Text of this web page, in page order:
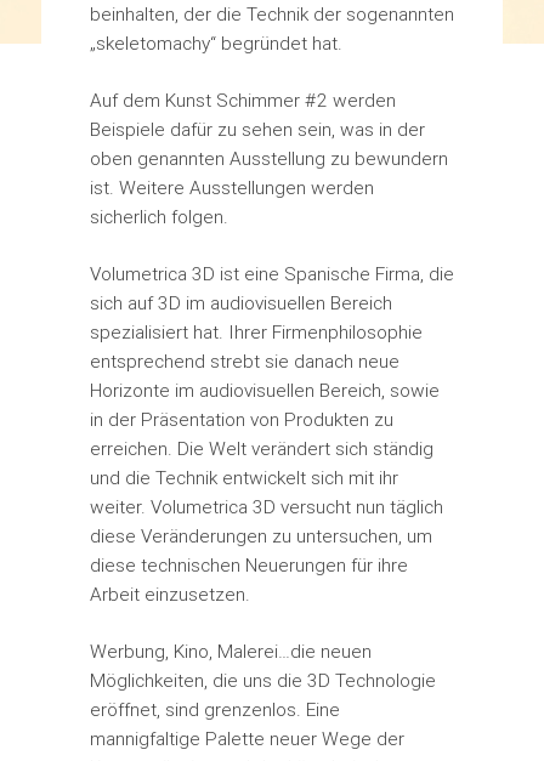
beinhalten, der die Technik der sogenannten
„skeletomachy“ begründet hat.
Auf dem Kunst Schimmer #2 werden
Beispiele dafür zu sehen sein, was in der
oben genannten Ausstellung zu bewundern
ist. Weitere Ausstellungen werden
sicherlich folgen.
Volumetrica 3D ist eine Spanische Firma, die
sich auf 3D im audiovisuellen Bereich
spezialisiert hat. Ihrer Firmenphilosophie
entsprechend strebt sie danach neue
Horizonte im audiovisuellen Bereich, sowie
in der Präsentation von Produkten zu
erreichen. Die Welt verändert sich ständig
und die Technik entwickelt sich mit ihr
weiter. Volumetrica 3D versucht nun täglich
diese Veränderungen zu untersuchen, um
diese technischen Neuerungen für ihre
Arbeit einzusetzen.
Werbung, Kino, Malerei…die neuen
Möglichkeiten, die uns die 3D Technologie
eröffnet, sind grenzenlos. Eine
mannigfaltige Palette neuer Wege der